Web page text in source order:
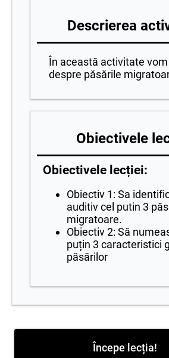
Descrierea
În această activitate
despre păsările
Obiectivele
Obiectivele lecției:
Obiectiv 1: Sa
auditiv cel putin 3
migratoare.
Obiectiv 2: Să
puțin 3 caracteristici
păsărilor
Începe lecția!